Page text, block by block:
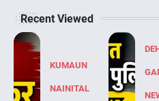
Recent Viewed
KUMAUN
NAINITAL